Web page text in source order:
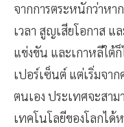
จากการตระหนักว่าหา
เวลา สูญเสียโอกาส แ
แข่งขัน และเกาหลีใต้
เปอร์เซ็นต์ แต่เริ่มจา
ตนเอง ประเทศจะสา
เทคโนโลยีของโลกได้